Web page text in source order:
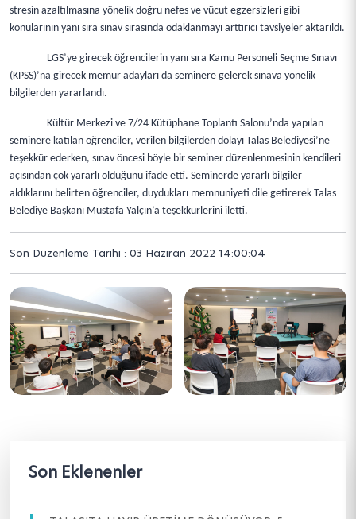
stresin azaltılmasına yönelik doğru nefes ve vücut egzersizleri gibi
konularının yanı sıra sınav sırasında odaklanmayı arttırıcı tavsiyeler aktarıldı.
LGS’ye girecek öğrencilerin yanı sıra Kamu Personeli Seçme Sınavı
(KPSS)’na girecek memur adayları da seminere gelerek sınava yönelik
bilgilerden yararlandı.
Kültür Merkezi ve 7/24 Kütüphane Toplantı Salonu’nda yapılan
seminere katılan öğrenciler, verilen bilgilerden dolayı Talas Belediyesi’ne
teşekkür ederken, sınav öncesi böyle bir seminer düzenlenmesinin kendileri
açısından çok yararlı olduğunu ifade etti. Seminerde yararlı bilgiler
aldıklarını belirten öğrenciler, duydukları memnuniyeti dile getirerek Talas
Belediye Başkanı Mustafa Yalçın’a teşekkürlerini iletti.
Son Düzenleme Tarihi : 03 Haziran 2022 14:00:04
Son Eklenenler